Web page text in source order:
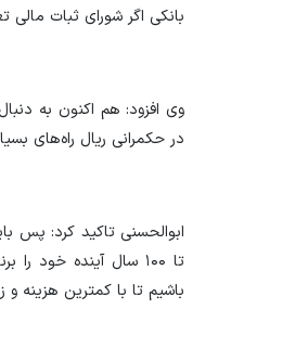
بانکی اگر شورای ثبات
وی افزود: هم اکنون به
در حکمرانی ریال راه‌های
باشیم تا با کمترین هزینه